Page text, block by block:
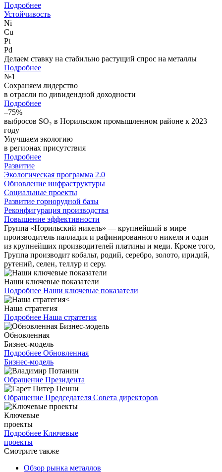
Подробнее
Устойчивость
Ni
Cu
Pt
Pd
Делаем ставку на стабильно растущий спрос на металлы
Подробнее
№1
Сохраняем лидерство
в отрасли по дивидендной доходности
Подробнее
–75%
выбросов SO₂ в Норильском промышленном районе к 2023
году
Улучшаем экологию
в регионах присутствия
Подробнее
Развитие
Экологическая программа 2.0
Обновление инфраструктуры
Социальные проекты
Развитие горнорудной базы
Реконфигурация производства
Повышение эффективности
Группа «Норильский никель» — крупнейший в мире
производитель палладия и рафинированного никеля и один
из крупнейших производителей платины и меди. Кроме того,
Группа производит кобальт, родий, серебро, золото, иридий,
рутений, селен, теллур и серу.
Наши ключевые показатели
Подробнее Наши ключевые показатели
Наша стратегия
Подробнее Наша стратегия
Обновленная
Бизнес-модель
Подробнее Обновленная
Бизнес-модель
Обращение Президента
Обращение Председателя Совета директоров
Ключевые
проекты
Подробнее Ключевые
проекты
Смотрите также
Обзор рынка металлов